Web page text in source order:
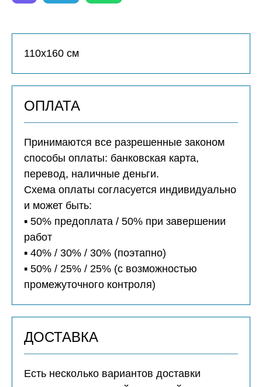
110х160 см
ОПЛАТА
Принимаются все разрешенные законом
способы оплаты: банковская карта,
перевод, наличные деньги.
Схема оплаты согласуется индивидуально
и может быть:
▪️ 50% предоплата / 50% при завершении
работ
▪️ 40% / 30% / 30% (поэтапно)
▪️ 50% / 25% / 25% (с возможностью
промежуточного контроля)
ДОСТАВКА
Есть несколько вариантов доставки